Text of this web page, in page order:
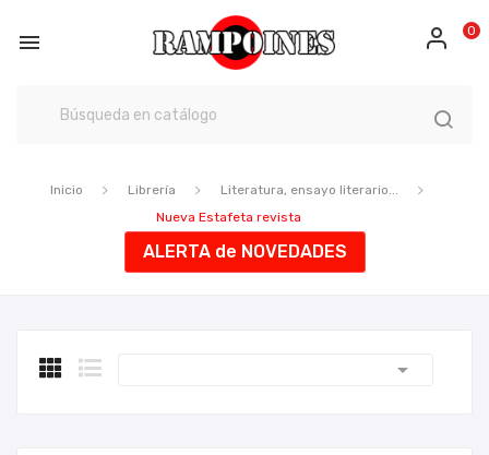
 0
Inicio Librería
Literatura, ensayo literario...
Nueva Estafeta revista
ALERTA de NOVEDADES
